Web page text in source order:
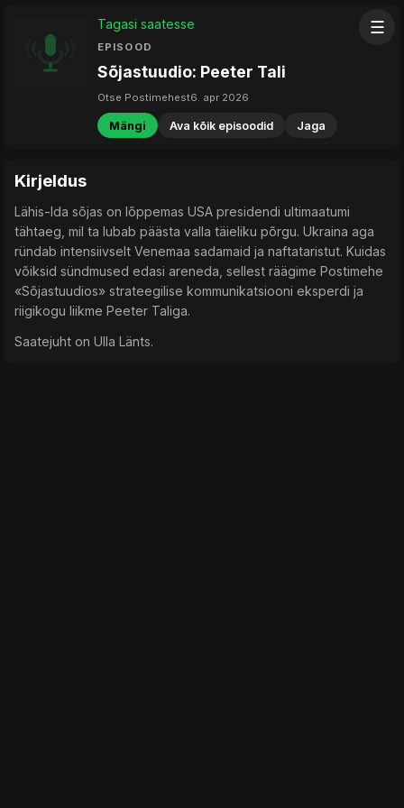
☰
Tagasi saatesse
EPISOOD
Sõjastuudio: Peeter Tali
Otse Postimehest6. apr 2026
Mängi Ava kõik episoodid Jaga
Kirjeldus
Lähis-Ida sõjas on lõppemas USA presidendi ultimaatumi
tähtaeg, mil ta lubab päästa valla täieliku põrgu. Ukraina aga
ründab intensiivselt Venemaa sadamaid ja naftataristut. Kuidas
võiksid sündmused edasi areneda, sellest räägime Postimehe
«Sõjastuudios» strateegilise kommunikatsiooni eksperdi ja
riigikogu liikme Peeter Taliga.
Saatejuht on Ulla Länts.